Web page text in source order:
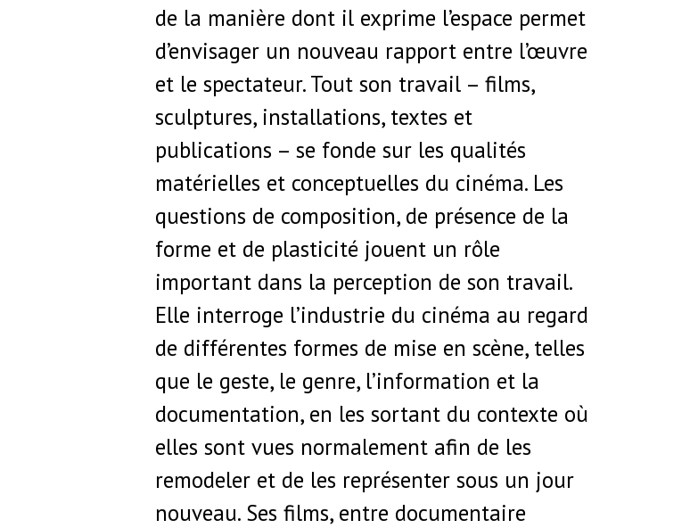
de la manière dont il exprime l’espace permet
d’envisager un nouveau rapport entre l’œuvre
et le spectateur. Tout son travail – films,
sculptures, installations, textes et
publications – se fonde sur les qualités
matérielles et conceptuelles du cinéma. Les
questions de composition, de présence de la
forme et de plasticité jouent un rôle
important dans la perception de son travail.
Elle interroge l’industrie du cinéma au regard
de différentes formes de mise en scène, telles
que le geste, le genre, l’information et la
documentation, en les sortant du contexte où
elles sont vues normalement afin de les
remodeler et de les représenter sous un jour
nouveau. Ses films, entre documentaire